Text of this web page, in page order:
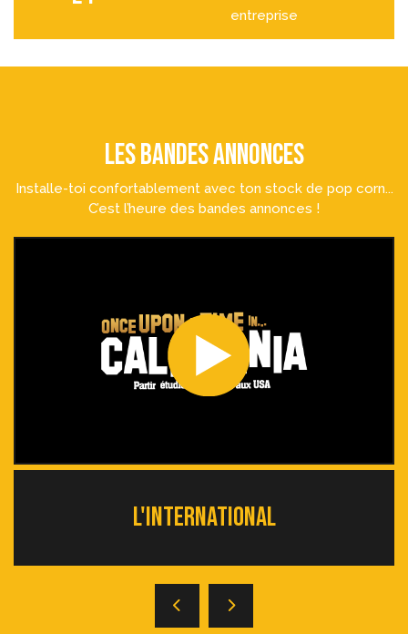
entreprise
LES BANDES ANNONCES
Installe-toi confortablement avec ton stock de pop corn...
C’est l’heure des bandes annonces !
L'INTERNATIONAL